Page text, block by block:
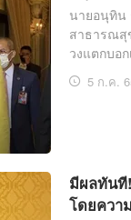
นายอนุทิน
สาธารณสุ
วงแตกบอ
5 ก.ค.
มีผลทันที
โดยควา